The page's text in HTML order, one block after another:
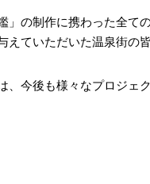
」の制作に携わった全て
えていただいた温泉街の
、今後も様々なプロジェ